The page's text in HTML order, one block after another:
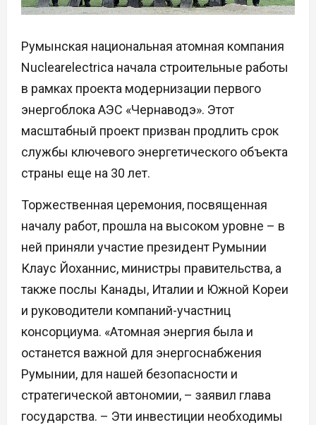
Румынская национальная атомная компания
Nuclearelectrica начала строительные работы
в рамках проекта модернизации первого
энергоблока АЭС «Чернаводэ». Этот
масштабный проект призван продлить срок
службы ключевого энергетического объекта
страны еще на 30 лет.
Торжественная церемония, посвященная
началу работ, прошла на высоком уровне – в
ней приняли участие президент Румынии
Клаус Йоханнис, министры правительства, а
также послы Канады, Италии и Южной Кореи
и руководители компаний-участниц
консорциума. «Атомная энергия была и
останется важной для энергоснабжения
Румынии, для нашей безопасности и
стратегической автономии, – заявил глава
государства. – Эти инвестиции необходимы